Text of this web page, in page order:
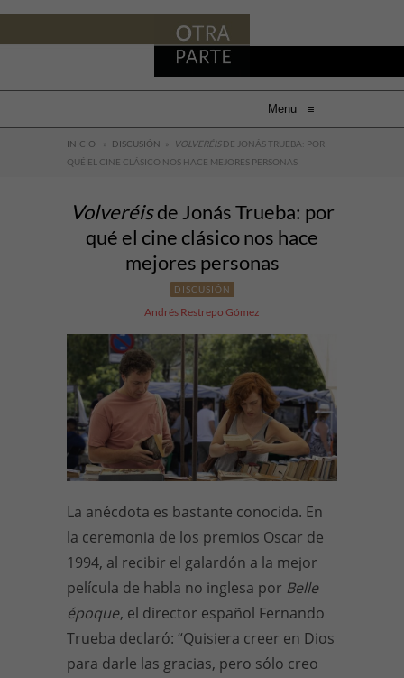
Menu ≡
INICIO » DISCUSIÓN » VOLVERÉISDE JONÁS TRUEBA: POR
QUÉ EL CINE CLÁSICO NOS HACE MEJORES PERSONAS
Volveréisde Jonás Trueba: por
qué el cine clásico nos hace
mejores personas
DISCUSIÓN
Andrés Restrepo Gómez
La anécdota es bastante conocida. En
la ceremonia de los premios Oscar de
1994, al recibir el galardón a la mejor
película de habla no inglesa por Belle
époque, el director español Fernando
Trueba declaró: “Quisiera creer en Dios
para darle las gracias, pero sólo creo